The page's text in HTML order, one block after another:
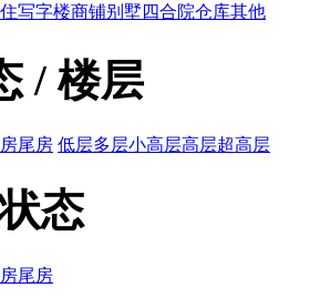
写字楼商铺别墅 四合院仓库其他
/ 楼层
尾房 低层多层小高层高层超高层
态
尾房